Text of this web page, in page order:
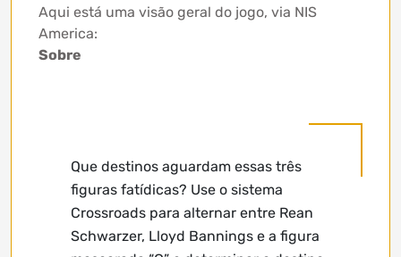
Aqui está uma visão geral do jogo, via NIS
America:
Sobre
Que destinos aguardam essas três
figuras fatídicas? Use o sistema
Crossroads para alternar entre Rean
Schwarzer, Lloyd Bannings e a figura